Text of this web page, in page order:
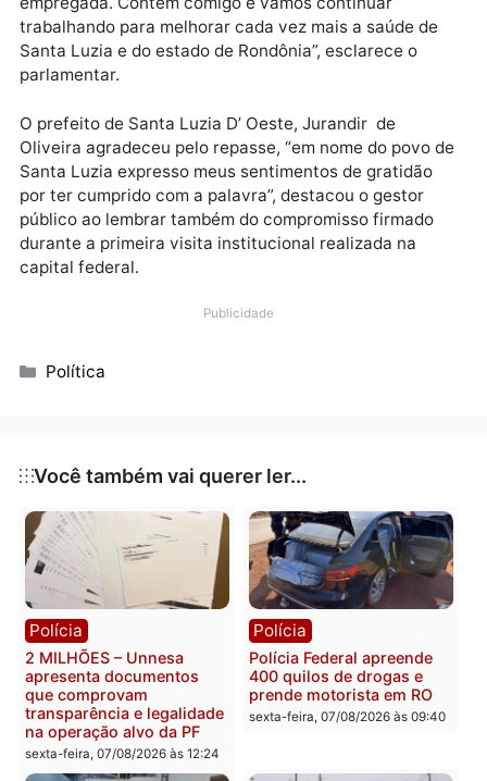
iniciou a aproximação entre os gestores públicos e o
Legislativo Federal. “Eles estiveram comigo, em meu
gabinete em Brasília, para solicitar recursos. Lá
pacote de emendas. Eu estou muito feliz com essa
parceria e sei que esta verba será muito bem
empregada. Contem comigo e vamos continuar
trabalhando para melhorar cada vez mais a saúde de
Santa Luzia e do estado de Rondônia”, esclarece o
parlamentar.
O prefeito de Santa Luzia D’ Oeste, Jurandir de
Santa Luzia expresso meus sentimentos de gratidão
por ter cumprido com a palavra”, destacou o gestor
capital federal.
Publicidade
Categorias
Política
Você também vai querer ler...